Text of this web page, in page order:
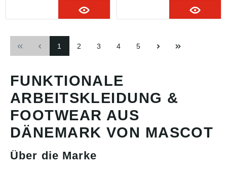
Kniepolstertyp LONG
verlaufenden
ezeichnete
atmungsaktive
Eigenschaften sowie
wasserdichtNähte sind
verklebtKapuze ist
abnehmbar, gefüttert
und mit verstellbaren
Elastikschnüren
versehenVerschluss mit
wasserdichtem
Reißverschluss und
WetterschutzleisteInnent
PassformFluoreszierend
und mit schräg
körpernahe Passform
und inwendiger
WetterschutzleisteVorde
rtaschen mit
ReißverschlussInnentas
chenGummizug an den
Handgelenken und in
1 2 3 4 5
FUNKTIONALE
ARBEITSKLEIDUNG &
FOOTWEAR AUS
DÄNEMARK VON MASCOT
Über die Marke